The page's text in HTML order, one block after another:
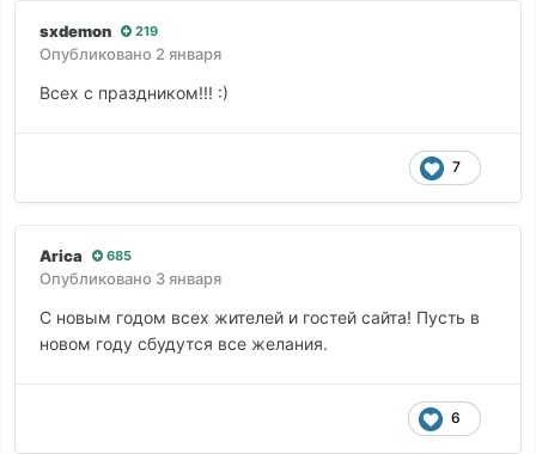
sxdemon 219
Опубликовано 2 января
Всех с праздником!!! :)
7
Arica 685
Опубликовано 3 января
С новым годом всех жителей и гостей сайта! Пусть в
новом году сбудутся все желания.
6